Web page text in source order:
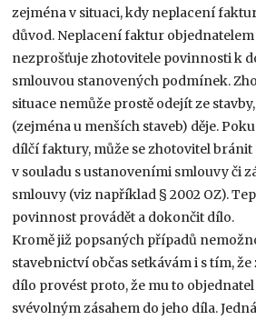
zejména v situaci, kdy neplacení
důvod. Neplacení faktur objednatelem
nezprošťuje zhotovitele povinnosti k
smlouvou stanovených podmínek.
situace nemůže prostě odejít ze
(zejména u menších staveb) děje.
dílčí faktury, může se zhotovitel
v souladu s ustanoveními smlouvy či
smlouvy (viz například § 2002 OZ).
povinnost provádět a dokončit dílo.
Kromě již popsaných případů
stavebnictví občas setkávám i s tím,
dílo provést proto, že mu to
svévolným zásahem do jeho díla.